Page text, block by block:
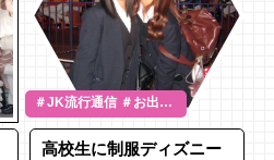
＃JK流行通信 ＃お出か
け
高校生に制服ディズニー